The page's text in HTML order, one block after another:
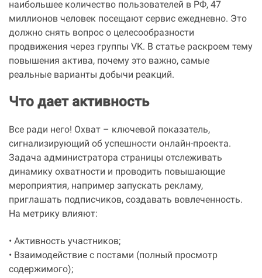
наибольшее количество пользователей в РФ, 47
миллионов человек посещают сервис ежедневно. Это
должно снять вопрос о целесообразности
продвижения через группы VK. В статье раскроем тему
повышения актива, почему это важно, самые
реальные варианты добычи реакций.
Что дает активность
Все ради него! Охват – ключевой показатель,
сигнализирующий об успешности онлайн-проекта.
Задача администратора страницы отслеживать
динамику охватности и проводить повышающие
мероприятия, например запускать рекламу,
приглашать подписчиков, создавать вовлеченность.
На метрику влияют:
• Активность участников;
• Взаимодействие с постами (полный просмотр
содержимого);